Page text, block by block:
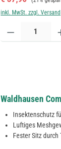
inkl. MwSt. zzgl. Versand
Produkt Anzahl: Gib
Waldhausen
Insektenschutz
Luftiges
Fester Sitz durch